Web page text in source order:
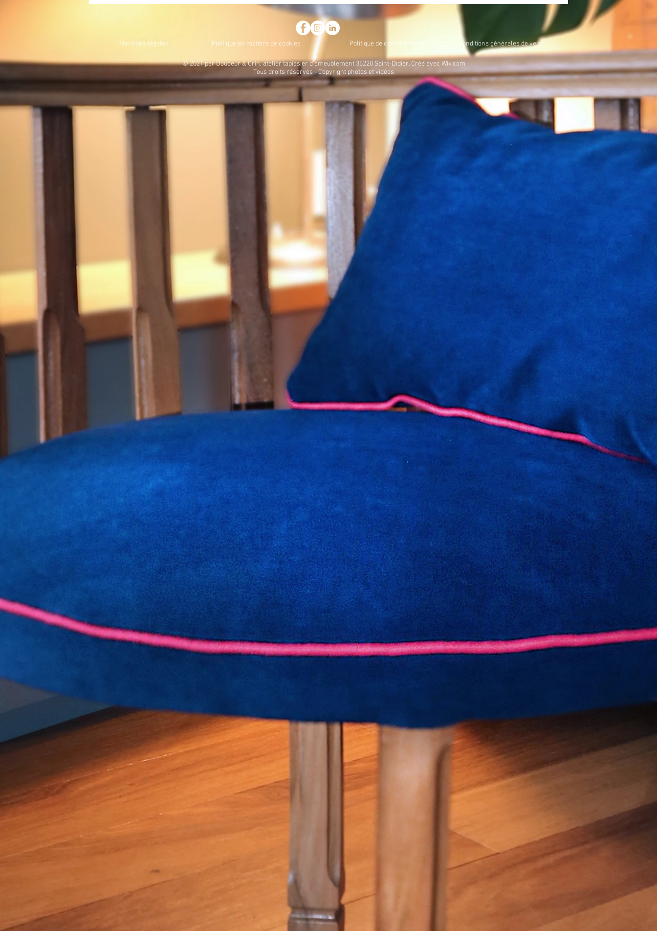
Mentions légales Politique en matière de cookies Politique de confidentialité Conditions générales de vente
© 2021 par Douceur & Crin, atelier tapissier d'ameublement 35220 Saint-Didier. Créé avec Wix.com
Tous droits réservés - Copyright photos et vidéos